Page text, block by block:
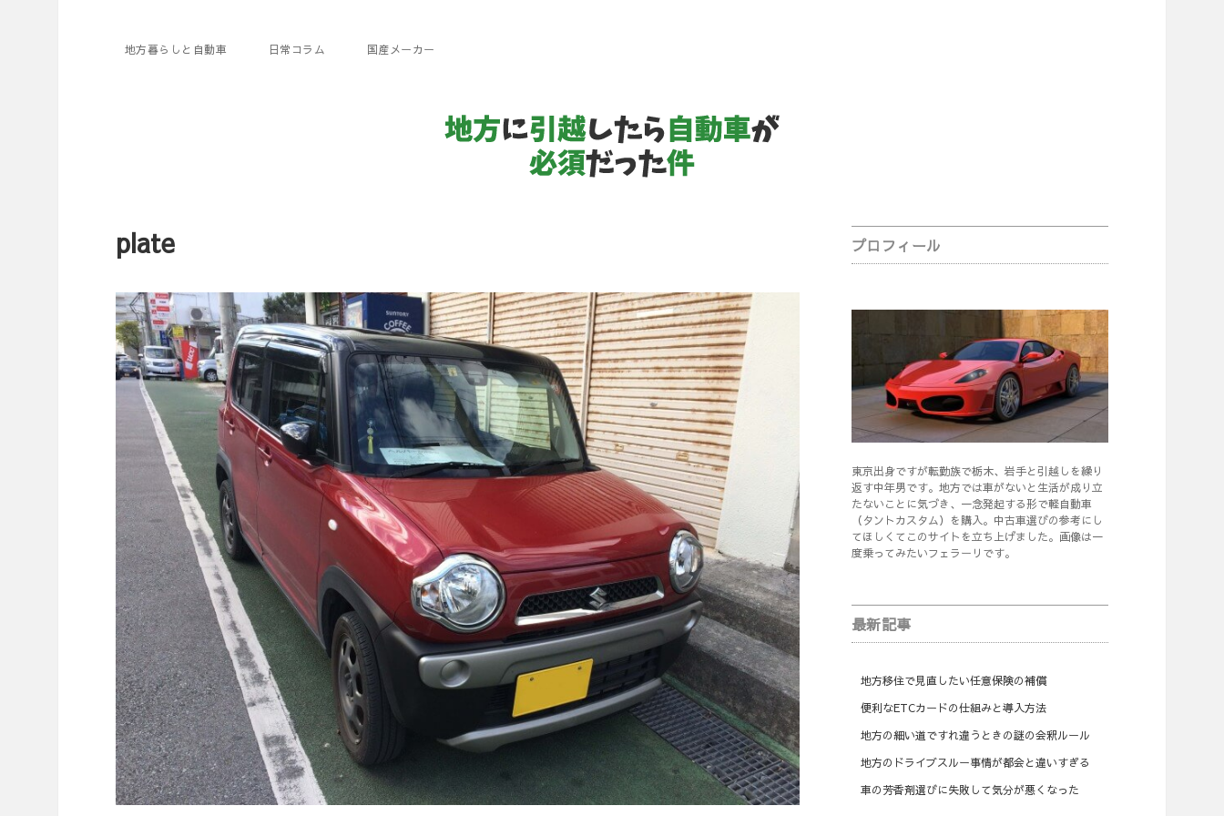
地方暮らしと自動車 日常コラム 国産メーカー
地
引
越
し
た
ら
自
動
車
が
必
plate Sidebar
プロフィール
東京出身ですが転勤族で栃木、岩手と引越しを繰り
返す中年男です。地方では車がないと生活が成り立
たないことに気づき、一念発起する形で軽自動車
（タントカスタム）を購入。中古車選びの参考にし
てほしくてこのサイトを立ち上げました。画像は一
度乗ってみたいフェラーリです。
最新記事
地方移住で見直したい任意保険の補償
便利なETCカードの仕組みと導入方法
地方の細い道ですれ違うときの謎の会釈ルール
地方のドライブスルー事情が都会と違いすぎる
車の芳香剤選びに失敗して気分が悪くなった